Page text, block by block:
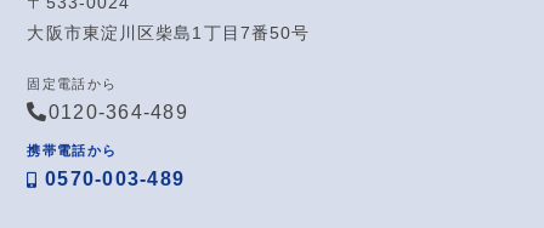
大阪市東淀川区柴島1丁目7番50号
固定電話から
0120-364-489
携帯電話から
0570-003-489